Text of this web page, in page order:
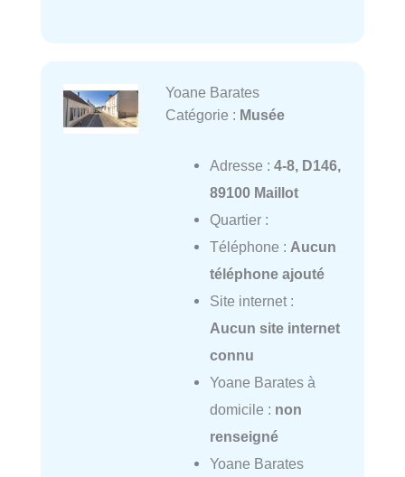
Yoane Barates
Catégorie : Musée
Adresse : 4-8, D146,
89100 Maillot
Quartier :
Téléphone : Aucun
téléphone ajouté
Site internet :
Aucun site internet
connu
Yoane Barates à
domicile : non
renseigné
Yoane Barates